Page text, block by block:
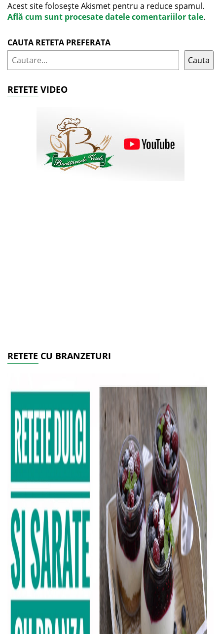
Acest site folosește Akismet pentru a reduce spamul.
Află cum sunt procesate datele comentariilor tale.
CAUTA RETETA PREFERATA
Cauta
RETETE VIDEO
RETETE CU BRANZETURI